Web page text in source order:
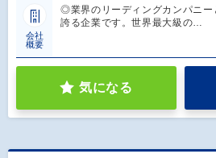
会社
概要
◎業界のリーディングカンパニー
誇る企業です。世界最大級の…
気になる